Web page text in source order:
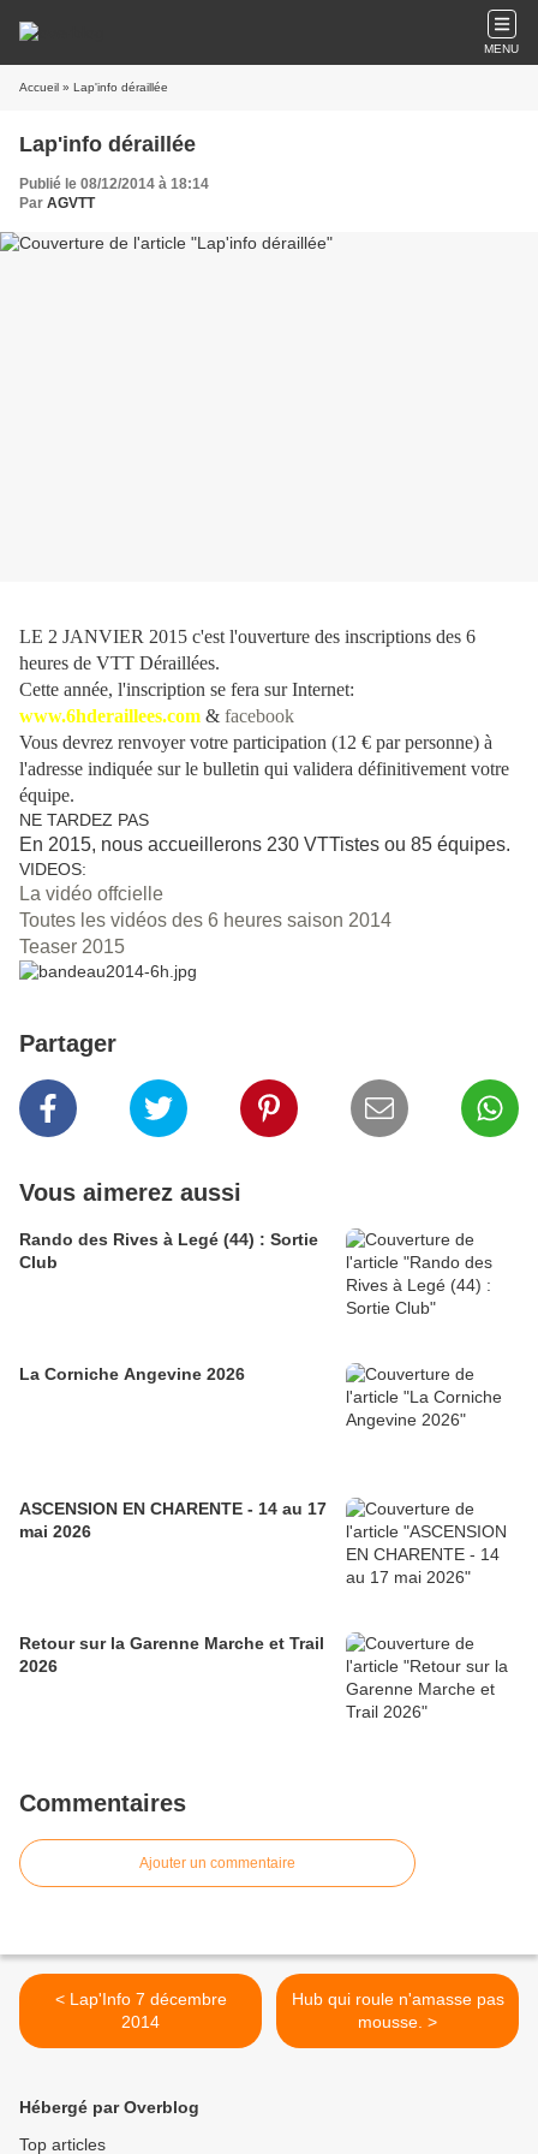
MENU
Accueil » Lap'info déraillée
Lap'info déraillée
Publié le 08/12/2014 à 18:14
Par AGVTT
LE 2 JANVIER 2015 c'est l'ouverture des inscriptions des 6
heures de VTT Déraillées.
Cette année, l'inscription se fera sur Internet:
www.6hderaillees.com & facebook
Vous devrez renvoyer votre participation (12 € par personne) à
l'adresse indiquée sur le bulletin qui validera définitivement votre
équipe.
NE TARDEZ PAS
En 2015, nous accueillerons 230 VTTistes ou 85 équipes.
VIDEOS:
La vidéo offcielle
Toutes les vidéos des 6 heures saison 2014
Teaser 2015
Partager
Vous aimerez aussi
Rando des Rives à Legé (44) : Sortie
Club
La Corniche Angevine 2026
ASCENSION EN CHARENTE - 14 au 17
mai 2026
Retour sur la Garenne Marche et Trail
2026
Commentaires
Ajouter un commentaire
< Lap'Info 7 décembre
2014
Hub qui roule n'amasse pas
mousse. >
Hébergé par Overblog
Top articles